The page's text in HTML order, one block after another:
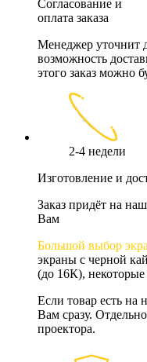
Согласование и
оплата заказа
Менеджер уточнит
возможность
этого заказ можно
2-4 недели
Изготовление и
Заказ придёт на
Вам
Большой выбор
экраны с черной
(до 16К),
Если товар есть на
Вам сразу.
проектора.